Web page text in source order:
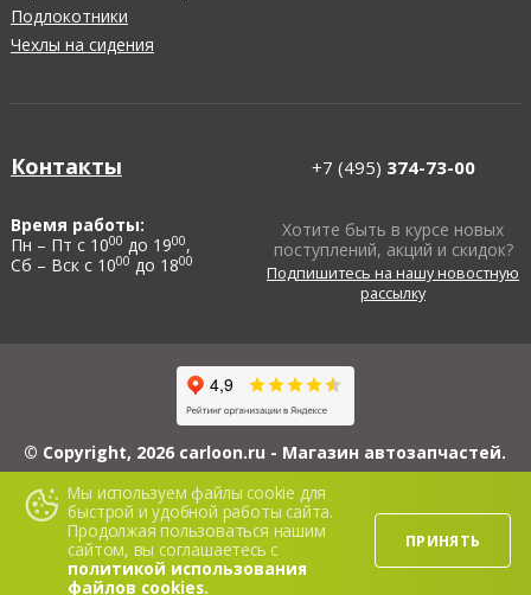
Подлокотники
Чехлы на сидения
Контакты
Время работы:
Пн – Пт с 1000 до 1900,
Сб – Вск с 1000 до 1800
+7 (495) 374-73-00
Хотите быть в курсе новых
поступлений, акций и скидок?
Подпишитесь на нашу новостную
рассылку
© Copyright, 2026 carloon.ru - Магазин автозапчастей.
ИП Блинов А.Ю., ИНН 503114560608, ОГРНИП 313503108100022, 426069,
Республика Удмуртская, г. Ижевск, ул. 5-я Подлесная, д. 3, кв. 116.
Сайт www.carloon.ru носит исключительно информационный характер и ни
при каких условиях не является публичной офертой. Для получения
подробной информации о стоимости материалов, пожалуйста, обращайтесь
в офис продаж.
Мы используем файлы cookie для
быстрой и удобной работы сайта.
Продолжая пользоваться нашим
сайтом, вы соглашаетесь с
политикой использования
файлов cookies.
ПРИНЯТЬ